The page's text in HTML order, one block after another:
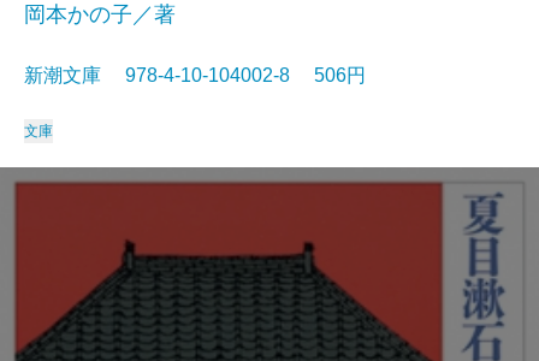
岡本かの子／著
新潮文庫 978-4-10-104002-8 506円
文庫